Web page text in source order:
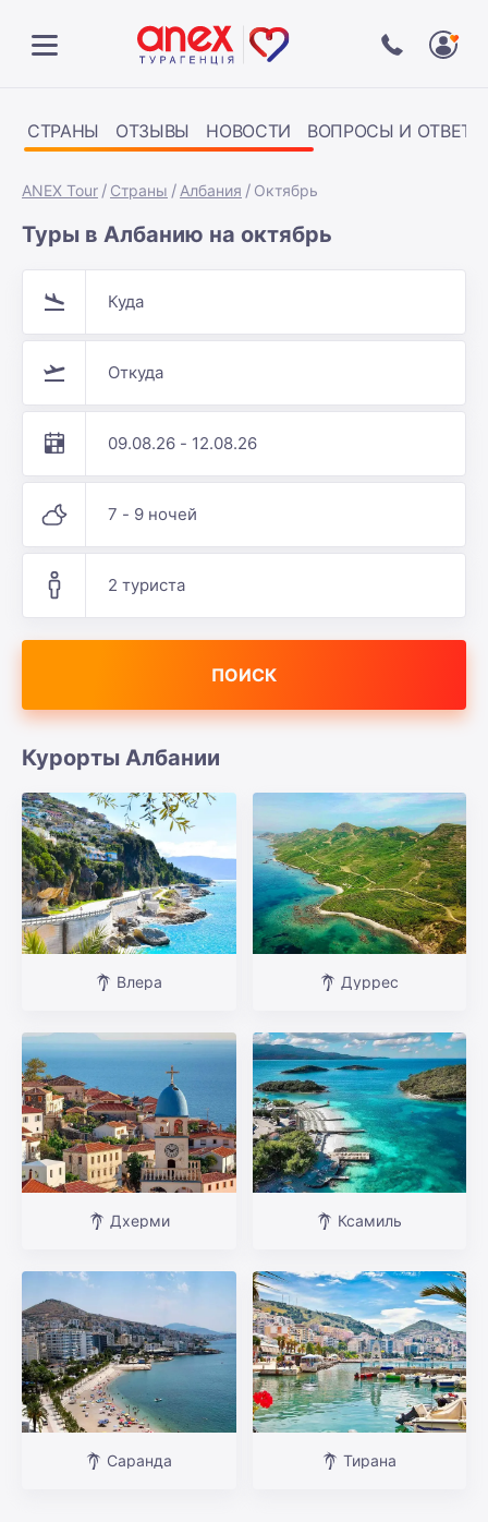
СТРАНЫ ОТЗЫВЫ НОВОСТИ ВОПРОСЫ И ОТВЕТЫ
ANEX Tour Страны Албания Октябрь
Туры в Албанию на октябрь
Куда
Откуда
09.08.26 - 12.08.26
7 - 9 ночей
2 туриста
ПОИСК
Курорты Албании
Влера Дуррес
Дхерми Ксамиль
Саранда Тирана